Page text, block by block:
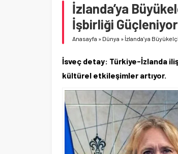
İzlanda’ya
İşbirliği Güçleniyor
Anasayfa » Dünya » İzlanda’ya
İsveç detay: Türkiye-İzlanda
kültürel etkileşimler artıyor.